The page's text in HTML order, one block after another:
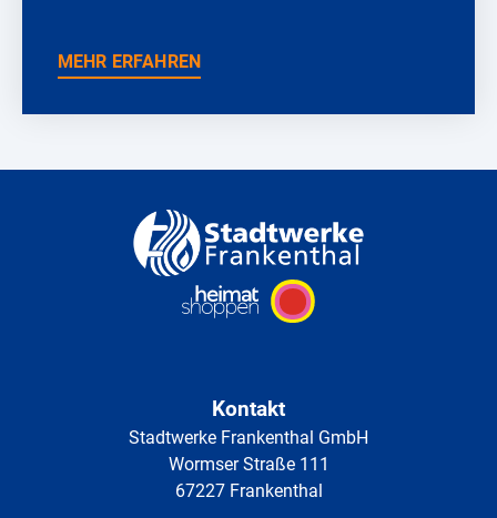
MEHR ERFAHREN
Kontakt
Stadtwerke Frankenthal GmbH
Wormser Straße 111
67227 Frankenthal